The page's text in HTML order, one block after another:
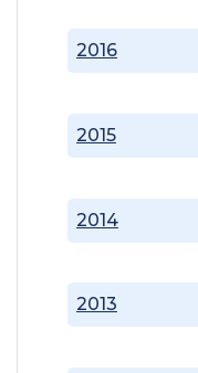
2013
2014
2015
2016